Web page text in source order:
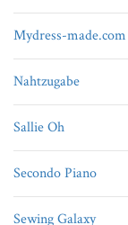
Mydress-made.com
Nahtzugabe
Sallie Oh
Secondo Piano
Sewing Galaxy